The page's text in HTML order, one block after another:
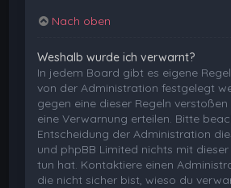
Nach oben
Weshalb wurde ich verwarnt?
In jedem Board gibt es eigene
von der Administration festgelegt
gegen eine dieser Regeln
eine Verwarnung erteilen. Bitte
Entscheidung der Administration
und phpBB Limited nichts mit
tun hat. Kontaktiere einen
die nicht sicher bist, wieso du